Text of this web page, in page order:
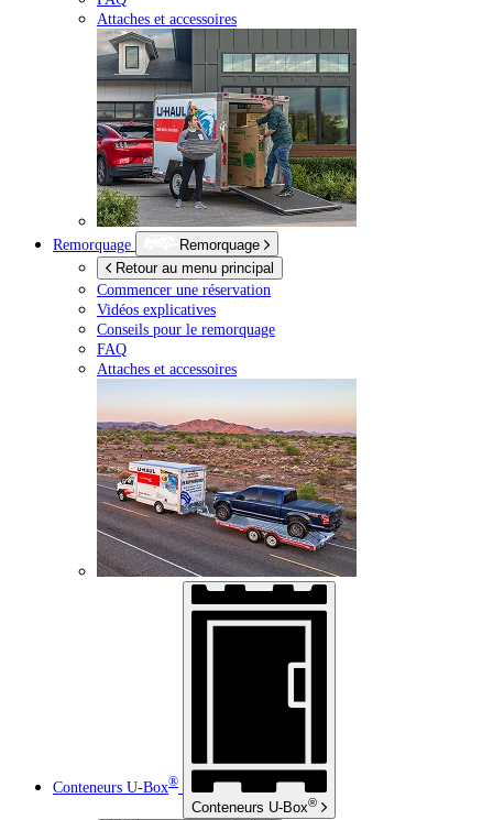
Attaches et accessoires
Remorquage
Remorquage
Retour au menu principal
Commencer une réservation
Vidéos explicatives
Conseils pour le remorquage
FAQ
Attaches et accessoires
Conteneurs U-Box®
Conteneurs U-Box®